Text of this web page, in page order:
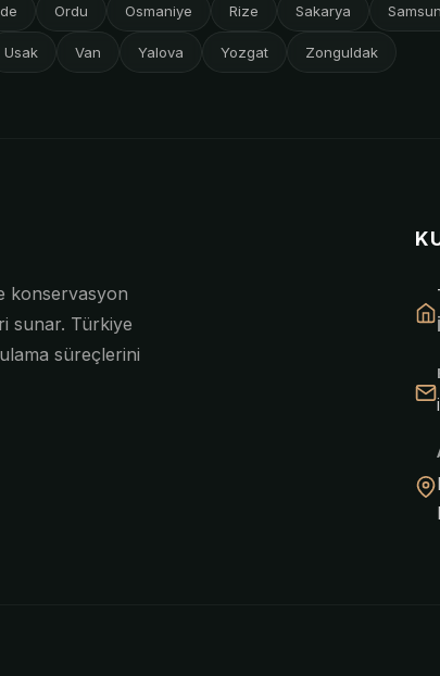
Ordu Osmaniye Rize Sakarya Samsun
Usak Van Yalova Yozgat Zonguldak
konservasyon
sunar. Türkiye
süreçlerini